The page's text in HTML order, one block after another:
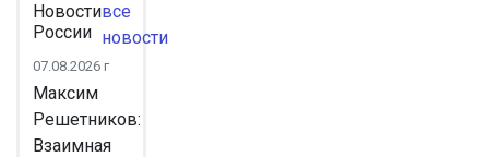
Новости
России
все
новости
07.08.2026 г
Максим
Решетников:
Взаимная